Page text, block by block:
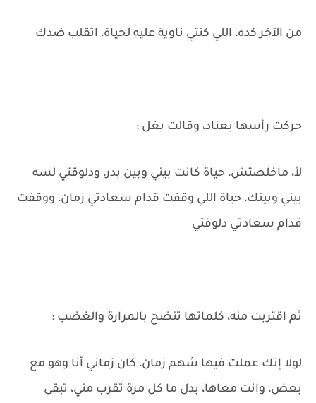
من الآخر كده، اللي كنتي ناوية عليه لحياة، اتقلب ضدك
حركت رأسها بعناد، وقالت بغل :
لأ، ماخلصتش، حياة كانت بيني وبين بدر، ودلوقتي لسه
بيني وبينك، حياة اللي وقفت قدام سعادتي زمان، ووقفت
قدام سعادتي دلوقتي
ثم اقتربت منه، كلماتها تنضح بالمرارة والغضب :
لولا إنك عملت فيها شهم زمان، كان زماني أنا وهو مع
بعض، وانت معاها، بدل ما كل مرة تقرب مني، تبقى